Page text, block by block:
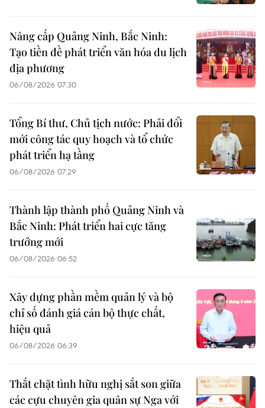
Nâng cấp Quảng Ninh, Bắc Ninh:
Tạo tiền đề phát triển văn hóa du lịch
địa phương
06/08/2026 07:30
Tổng Bí thư, Chủ tịch nước: Phải đổi
mới công tác quy hoạch và tổ chức
phát triển hạ tầng
06/08/2026 07:29
Thành lập thành phố Quảng Ninh và
Bắc Ninh: Phát triển hai cực tăng
trưởng mới
06/08/2026 06:52
Xây dựng phần mềm quản lý và bộ
chỉ số đánh giá cán bộ thực chất,
hiệu quả
06/08/2026 06:39
Thắt chặt tình hữu nghị sắt son giữa
các cựu chuyên gia quân sự Nga với